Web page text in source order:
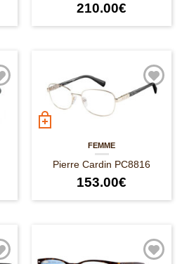
210.00€
FEMME
Pierre Cardin PC8816
153.00€